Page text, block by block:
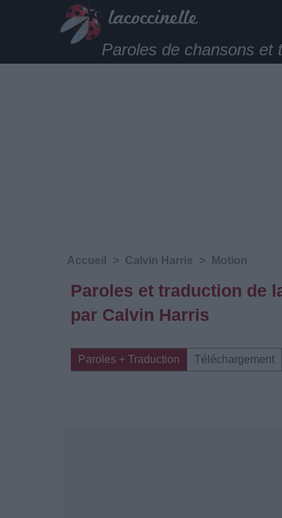
Paroles de chansons et
Accueil > Calvin Harris > Motion
Paroles et traduction de
par Calvin Harris
Paroles + Traduction Téléchargement